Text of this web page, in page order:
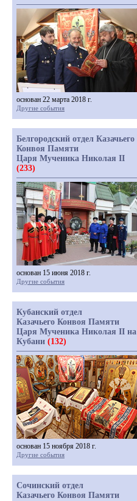
основан 22 марта 2018 г.
Другие события
Белгородский отдел Казачьего
Конвоя Памяти
Царя Мученика Николая II
(233)
основан 15 июня 2018 г.
Другие события
Кубанский отдел
Казачьего Конвоя Памяти
Царя Мученика Николая II на
Кубани (132)
основан 15 ноября 2018 г.
Другие события
Сочинский отдел
Казачьего Конвоя Памяти